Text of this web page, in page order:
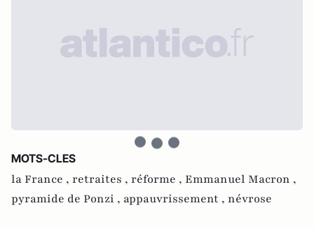
MOTS-CLES
la France , retraites , réforme , Emmanuel Macron ,
pyramide de Ponzi , appauvrissement , névrose